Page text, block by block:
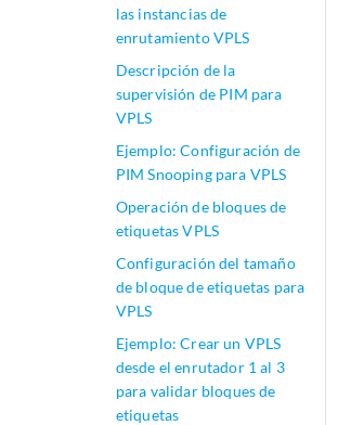
las instancias de
enrutamiento VPLS
Descripción de la
supervisión de PIM para
VPLS
Ejemplo: Configuración de
PIM Snooping para VPLS
Operación de bloques de
etiquetas VPLS
Configuración del tamaño
de bloque de etiquetas para
VPLS
Ejemplo: Crear un VPLS
desde el enrutador 1 al 3
para validar bloques de
etiquetas